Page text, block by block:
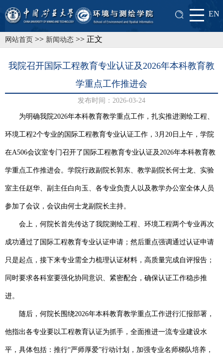
EN
网站首页 >> 新闻动态 >> 正文
我院召开国际工程教育专业认证及2026年本科教育教
学重点工作推进会
发布时间：2026-03-24
为明确我院2026年本科教育教学重点工作，扎实推进测绘工程、
环境工程2个专业的国际工程教育专业认证工作， 3 月 20 日上午， 学院
在A506会议室专门召开了 国际工程教育专业认证及 2026年本科教育教
学重点工作推进会。学院行政副院长郭东、教学副院长何士龙、实验
室主任赵华、副主任白向玉、各专业负责人以及教学办公室全体人员
参加了会议，会议由何士龙副院长主持。
会上，何院长首先传达了我院测绘工程、环境工程两个专业再次
成功通过了 国际工程教育专业认证申请；然后重点强调通过认证申请
只是起点，接下来专业需全力梳理认证材料，高质量完成自评报告；
同时要求各科室要强化协同意识、紧密配合，确保认证工作稳步推
进。
随后，何院长围绕2026年本科教育教学重点工作进行汇报部署，
他指出各专业要以工程教育认证为抓手，全面推进一流专业建设水
平，具体包括：推行“严师厚爱”行动计划，加强专业名师梯队培养，